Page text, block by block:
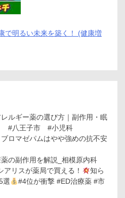
で明るい未来を築く！ (健康増
レルギー薬の選び方｜副作用・眠
#八王子市 #小児科
ブロマゼパムはやや強めの抗不安
の副作用を解説_相模原内科
アリスが薬局で買える！
知ら
選
#4位が衝撃 #ED治療薬 #市